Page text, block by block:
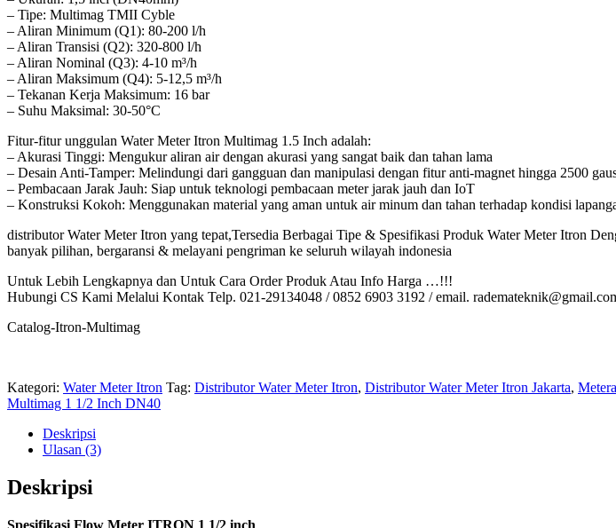
– Tipe: Multimag TMII Cyble
– Aliran Minimum (Q1): 80-200 l/h
– Aliran Transisi (Q2): 320-800 l/h
– Aliran Nominal (Q3): 4-10 m³/h
– Aliran Maksimum (Q4): 5-12,5 m³/h
– Tekanan Kerja Maksimum: 16 bar
– Suhu Maksimal: 30-50°C
Fitur-fitur unggulan Water Meter Itron Multimag 1.5 Inch adalah:
– Akurasi Tinggi: Mengukur aliran air dengan akurasi yang sangat baik dan tahan lama
– Desain Anti-Tamper: Melindungi dari gangguan dan manipulasi dengan fitur anti-magnet hingga 2500
– Pembacaan Jarak Jauh: Siap untuk teknologi pembacaan meter jarak jauh dan IoT
– Konstruksi Kokoh: Menggunakan material yang aman untuk air minum dan tahan terhadap kondisi
distributor Water Meter Itron yang tepat,Tersedia Berbagai Tipe & Spesifikasi Produk Water Meter Itron
banyak pilihan, bergaransi & melayani pengriman ke seluruh wilayah indonesia
Untuk Lebih Lengkapnya dan Untuk Cara Order Produk Atau Info Harga …!!!
Hubungi CS Kami Melalui Kontak Telp. 021-29134048 / 0852 6903 3192 / email.
Catalog-Itron-Multimag
Kategori: Water Meter Itron Tag: Distributor Water Meter Itron, Distributor Water Meter Itron Jakarta,
Multimag 1 1/2 Inch DN40
Deskripsi
Ulasan (3)
Deskripsi
Spesifikasi Flow Meter ITRON 1 1/2 inch